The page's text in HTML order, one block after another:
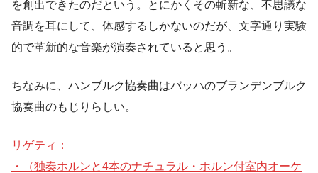
を創出できたのだという。とにかくその斬新な、不思議な
音調を耳にして、体感するしかないのだが、文字通り実験
的で革新的な音楽が演奏されていると思う。
ちなみに、ハンブルク協奏曲はバッハのブランデンブルク
協奏曲のもじりらしい。
リゲティ：
・（独奏ホルンと4本のナチュラル・ホルン付室内オーケ